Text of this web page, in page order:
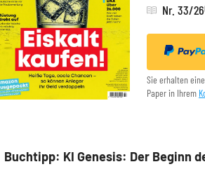
Nr. 33/26
Sie erhalten
Paper in Ihrem
Buchtipp: KI Genesis: Der Beginn